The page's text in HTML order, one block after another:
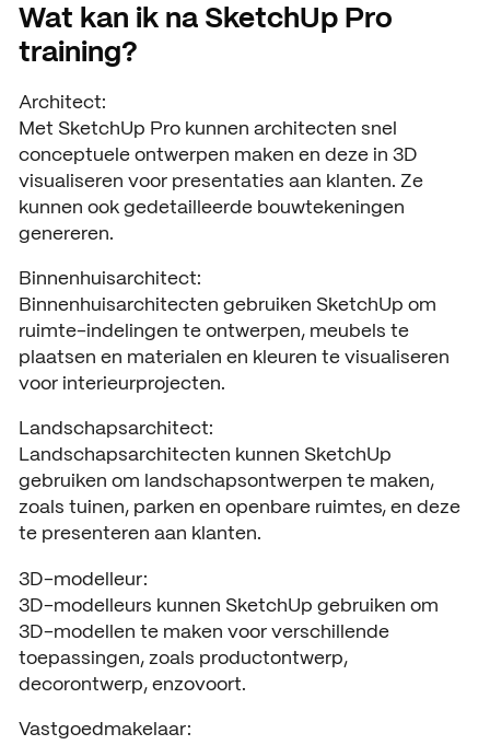
Wat kan ik na SketchUp Pro
training?
Architect:
Met SketchUp Pro kunnen architecten snel
conceptuele ontwerpen maken en deze in 3D
visualiseren voor presentaties aan klanten. Ze
kunnen ook gedetailleerde bouwtekeningen
genereren.
Binnenhuisarchitect:
Binnenhuisarchitecten gebruiken SketchUp om
ruimte-indelingen te ontwerpen, meubels te
plaatsen en materialen en kleuren te visualiseren
voor interieurprojecten.
Landschapsarchitect:
Landschapsarchitecten kunnen SketchUp
gebruiken om landschapsontwerpen te maken,
zoals tuinen, parken en openbare ruimtes, en deze
te presenteren aan klanten.
3D-modelleur:
3D-modelleurs kunnen SketchUp gebruiken om
3D-modellen te maken voor verschillende
toepassingen, zoals productontwerp,
decorontwerp, enzovoort.
Vastgoedmakelaar: